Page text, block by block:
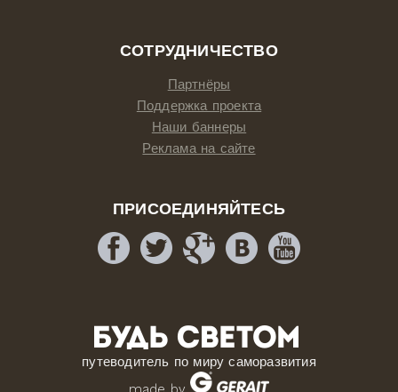
СОТРУДНИЧЕСТВО
Партнёры
Поддержка проекта
Наши баннеры
Реклама на сайте
ПРИСОЕДИНЯЙТЕСЬ
путеводитель по миру саморазвития